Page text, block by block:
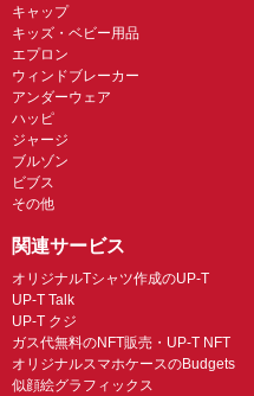
キャップ
キッズ・ベビー用品
エプロン
ウィンドブレーカー
アンダーウェア
ハッピ
ジャージ
ブルゾン
ビブス
その他
関連サービス
オリジナルTシャツ作成のUP-T
UP-T Talk
UP-T クジ
ガス代無料のNFT販売・UP-T NFT
オリジナルスマホケースのBudgets
似顔絵グラフィックス